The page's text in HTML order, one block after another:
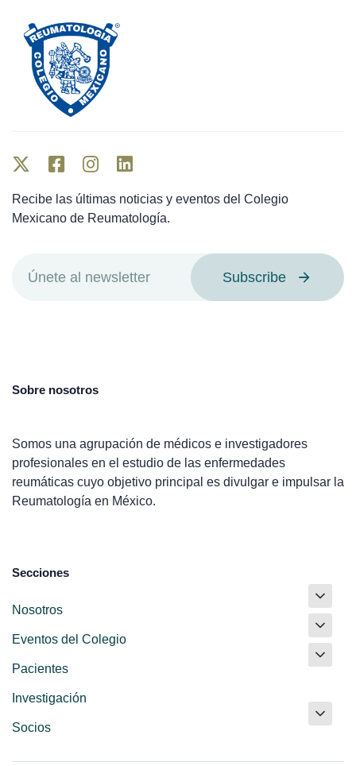
Recibe las últimas noticias y eventos del Colegio
Mexicano de Reumatología.
Subscribe
Sobre nosotros
Somos una agrupación de médicos e investigadores
profesionales en el estudio de las enfermedades
reumáticas cuyo objetivo principal es divulgar e impulsar la
Reumatología en México.
Secciones
Nosotros
Eventos del Colegio
Pacientes
Investigación
Socios